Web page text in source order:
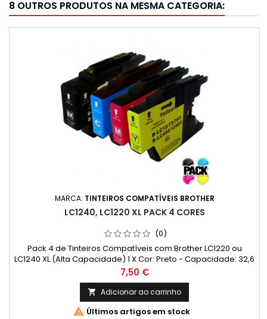
8 OUTROS PRODUTOS NA MESMA CATEGORIA:
MARCA: TINTEIROS COMPATÍVEIS BROTHER
LC1240, LC1220 XL PACK 4 CORES
(0)
Pack 4 de Tinteiros Compatíveis com Brother LC1220 ou
LC1240 XL (Alta Capacidade) 1 X Cor: Preto - Capacidade: 32,6
ml 1 X Cor: Ciano - Capacidade: 16,6 ml 1 X Cor: Magenta
- Capacidade: 16,6 ml 1 X Cor: Amarelo - Capacidade: 16,6 ml
Preço
7,50 €
 Adicionar ao carrinho
 Últimos artigos em stock